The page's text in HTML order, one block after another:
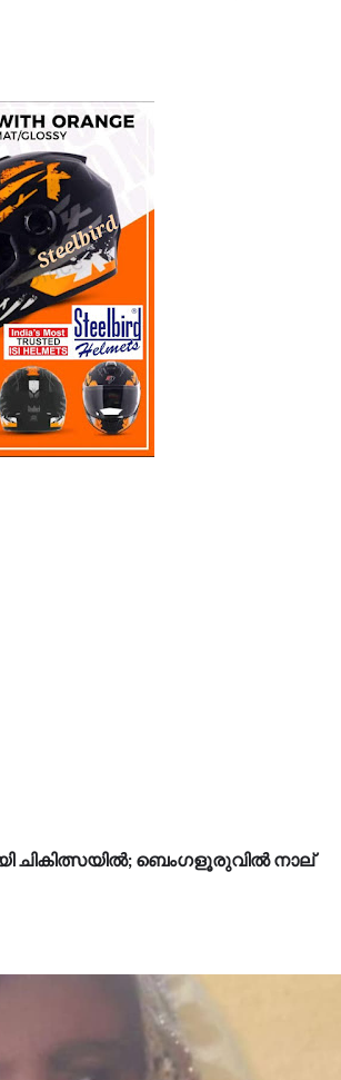
ചികിത്സയിൽ; ബെംഗളൂരുവിൽ നാല്